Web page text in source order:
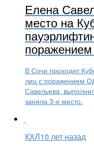
Елена
место на
В Сочи проходит
лиц с поражением
Савельева,
заняла 3-е место.
КХЛ10 лет назад